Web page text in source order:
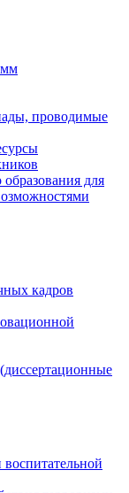
проводимые
для
кадров
(диссертационные